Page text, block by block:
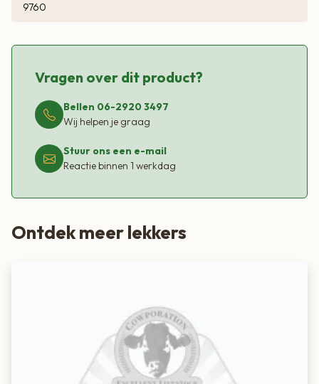
9760
Vragen over dit product?
Bellen 06-2920 3497
Wij helpen je graag
Stuur ons een e-mail
Reactie binnen 1 werkdag
Ontdek meer lekkers